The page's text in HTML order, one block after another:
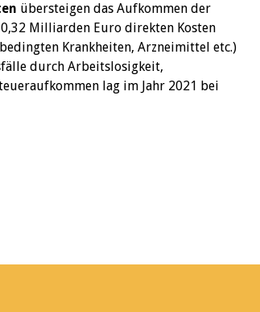
übersteigen das Aufkommen der
Milliarden Euro direkten Kosten
Krankheiten, Arzneimittel etc.)
durch Arbeitslosigkeit,
lag im Jahr 2021 bei